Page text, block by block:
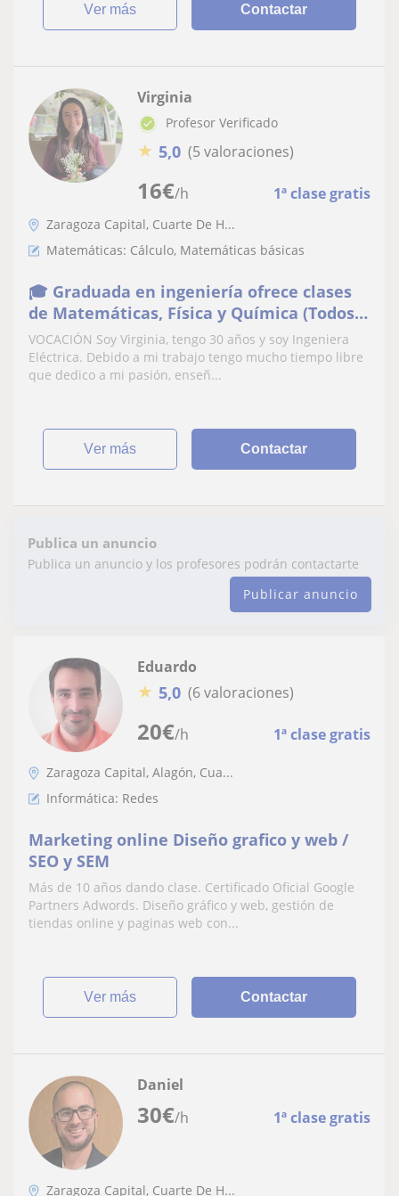
ver más Contactar
16€/h 1ª clase gratis
Virginia
Profesor Verificado
★ 5,0 (5 valoraciones)
Zaragoza Capital, Cuarte De H...
Matemáticas: Cálculo, Matemáticas básicas
🎓 Graduada en ingeniería ofrece clases
de Matemáticas, Física y Química (Todos
los niveles)
VOCACIÓN Soy Virginia, tengo 30 años y soy Ingeniera
Eléctrica. Debido a mi trabajo tengo mucho tiempo libre
que dedico a mi pasión, enseñ...
ver más Contactar
Publica un anuncio
Publica un anuncio y los profesores podrán contactarte
Publicar anuncio
20€/h 1ª clase gratis
Eduardo
★ 5,0 (6 valoraciones)
Zaragoza Capital, Alagón, Cua...
Informática: Redes
Marketing online Diseño grafico y web /
SEO y SEM
Más de 10 años dando clase. Certificado Oficial Google
Partners Adwords. Diseño gráfico y web, gestión de
tiendas online y paginas web con...
ver más Contactar
30€/h 1ª clase gratis
Daniel
Zaragoza Capital, Cuarte De H...